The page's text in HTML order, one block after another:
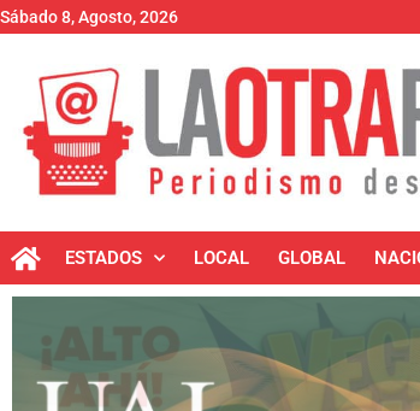
Sábado 8, Agosto, 2026
ESTADOS LOCAL GLOBAL